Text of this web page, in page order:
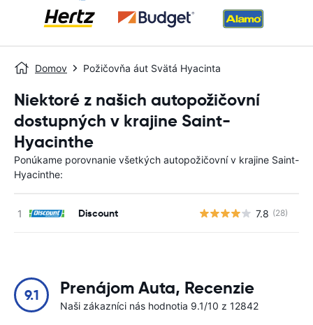
Domov Požičovňa áut Svätá Hyacinta
Niektoré z našich autopožičovní
dostupných v krajine Saint-
Hyacinthe
Ponúkame porovnanie všetkých autopožičovní v krajine Saint-
Hyacinthe:
Discount 7.8 (28)
9.1 Prenájom Auta, Recenzie
Naši zákazníci nás hodnotia 9.1/10 z 12842